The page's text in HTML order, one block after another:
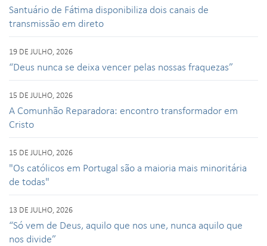
Santuário de Fátima disponibiliza dois canais de
transmissão em direto
19 DE JULHO, 2026
“Deus nunca se deixa vencer pelas nossas fraquezas”
15 DE JULHO, 2026
A Comunhão Reparadora: encontro transformador em
Cristo
15 DE JULHO, 2026
"Os católicos em Portugal são a maioria mais minoritária
de todas"
13 DE JULHO, 2026
“Só vem de Deus, aquilo que nos une, nunca aquilo que
nos divide”